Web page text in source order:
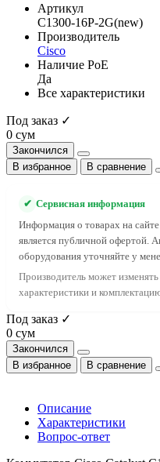
Артикул
C1300-16P-2G(new)
Производитель
Cisco
Наличие PoE
Да
Все характеристики
Под заказ ✓
0 сум
Закончился
В избранное
В сравнение
✔ Сервисная информация
Информация о товарах на
является публичной офертой.
оборудования уточняйте у
Производитель может
характеристики и
Под заказ ✓
0 сум
Закончился
В избранное
В сравнение
Описание
Характеристики
Вопрос-ответ